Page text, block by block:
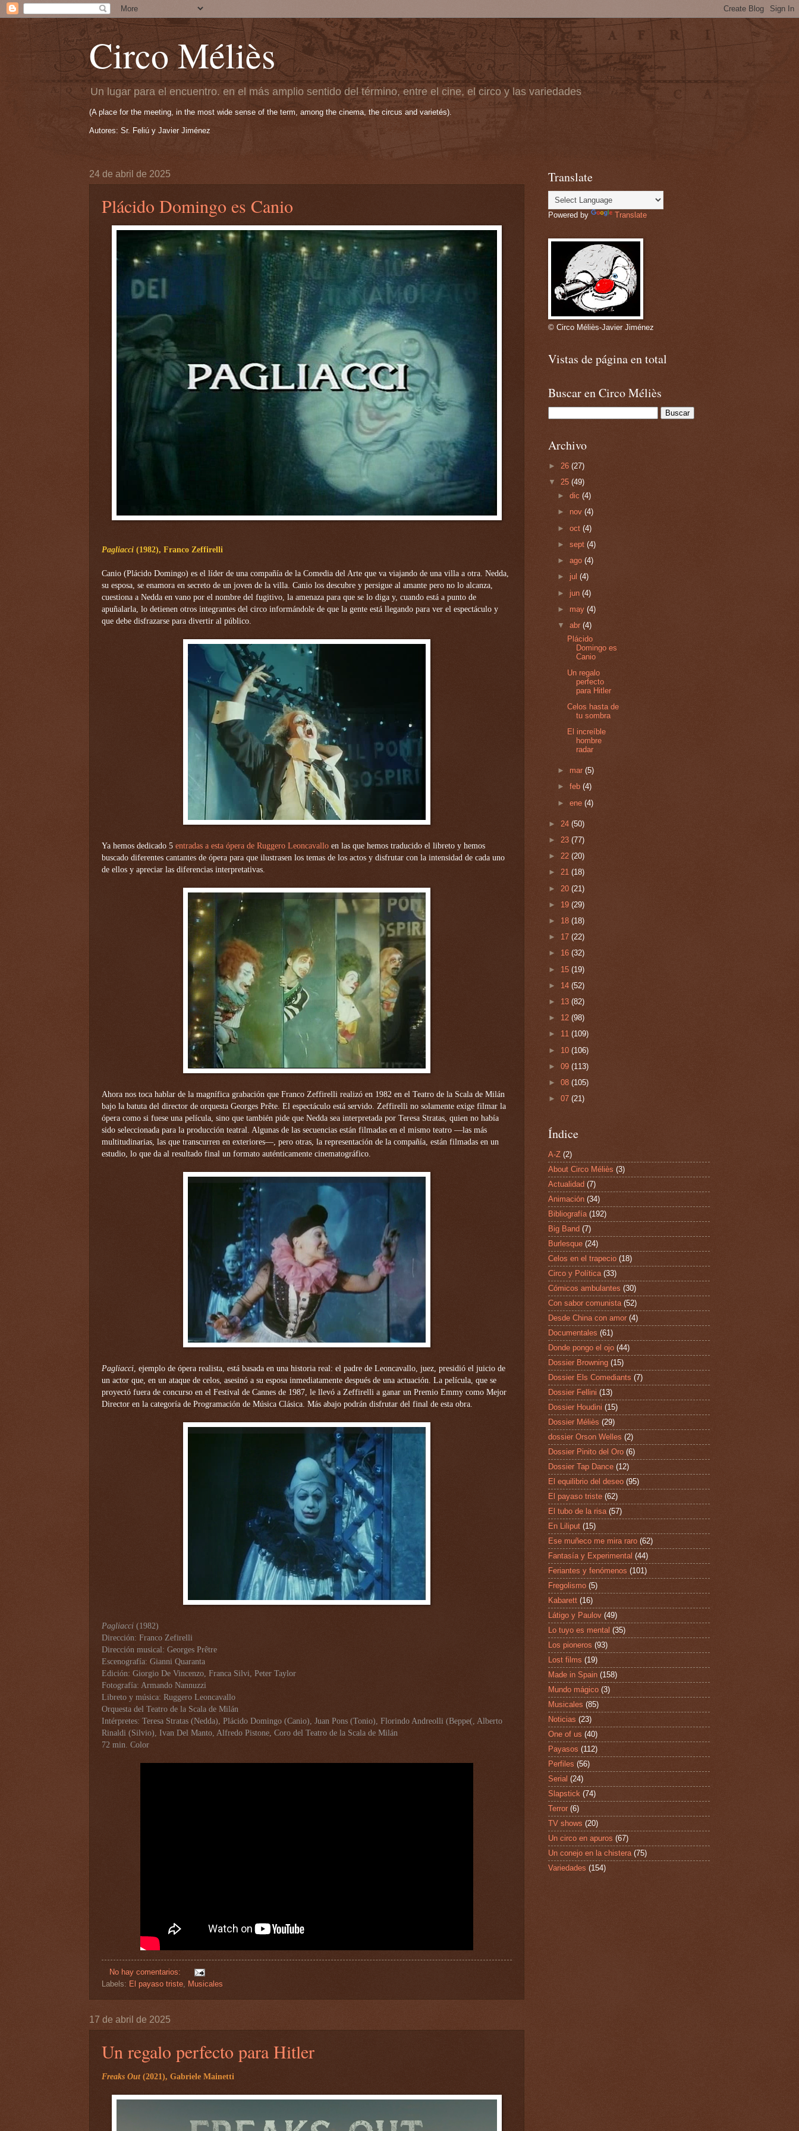
Circo Méliès
Un lugar para el encuentro. en el más amplio sentido del término, entre el cine, el circo y las variedades
(A place for the meeting, in the most wide sense of the term, among the cinema, the circus and varietés).
Autores: Sr. Feliú y Javier Jiménez
24 de abril de 2025
Plácido Domingo es Canio
Pagliacci (1982), Franco Zeffirelli
Canio (Plácido Domingo) es el líder de una compañía de la Comedia del Arte que va viajando de una villa a otra. Nedda,
su esposa, se enamora en secreto de un joven de la villa. Canio los descubre y persigue al amante pero no lo alcanza,
cuestiona a Nedda en vano por el nombre del fugitivo, la amenaza para que se lo diga y, cuando está a punto de
apuñalarla, lo detienen otros integrantes del circo informándole de que la gente está llegando para ver el espectáculo y
que debe disfrazarse para divertir al público.
Ya hemos dedicado 5 entradas a esta ópera de Ruggero Leoncavallo en las que hemos traducido el libreto y hemos
buscado diferentes cantantes de ópera para que ilustrasen los temas de los actos y disfrutar con la intensidad de cada uno
de ellos y apreciar las diferencias interpretativas.
Ahora nos toca hablar de la magnífica grabación que Franco Zeffirelli realizó en 1982 en el Teatro de la Scala de Milán
bajo la batuta del director de orquesta Georges Prête. El espectáculo está servido. Zeffirelli no solamente exige filmar la
ópera como si fuese una película, sino que también pide que Nedda sea interpretada por Teresa Stratas, quien no había
sido seleccionada para la producción teatral. Algunas de las secuencias están filmadas en el mismo teatro —las más
multitudinarias, las que transcurren en exteriores—, pero otras, la representación de la compañía, están filmadas en un
estudio, lo que da al resultado final un formato auténticamente cinematográfico.
Pagliacci , ejemplo de ópera realista, está basada en una historia real: el padre de Leoncavallo, juez, presidió el juicio de
un actor que, en un ataque de celos, asesinó a su esposa inmediatamente después de una actuación. La película, que se
proyectó fuera de concurso en el Festival de Cannes de 1987, le llevó a Zeffirelli a ganar un Premio Emmy como Mejor
Director en la categoría de Programación de Música Clásica. Más abajo podrán disfrutar del final de esta obra.
Pagliacci (1982)
Dirección: Franco Zefirelli
Dirección musical: Georges Prêtre
Escenografía: Gianni Quaranta
Edición: Giorgio De Vincenzo, Franca Silvi, Peter Taylor
Fotografía: Armando Nannuzzi
Libreto y música: Ruggero Leoncavallo
Orquesta del Teatro de la Scala de Milán
Intérpretes: Teresa Stratas (Nedda), Plácido Domingo (Canio), Juan Pons (Tonio), Florindo Andreolli (Beppe(, Alberto
Rinaldi (Silvio), Ivan Del Manto, Alfredo Pistone, Coro del Teatro de la Scala de Milán
72 min. Color
No hay comentarios:
Labels: El payaso triste Musicales
17 de abril de 2025
Un regalo perfecto para Hitler
Freaks Out (2021), Gabriele Mainetti
Translate
Powered by Translate
© Circo Méliès-Javier Jiménez
Vistas de página en total
Buscar en Circo Méliès
Archivo
► 26 (27)
▼ 25 (49)
►dic(4)
► nov(4)
►oct(4)
►sept(4)
►ago(4)
►jul(4)
►jun(4)
► may(4)
▼abr(4)
Plácido
Domingo es
Canio
Un regalo
perfecto
para Hitler
Celos hasta de
tu sombra
El increíble
hombre
radar
► mar(5)
►feb(4)
►ene(4)
► 24 (50)
► 23 (77)
► 22 (20)
► 21 (18)
► 20 (21)
► 19 (29)
► 18 (18)
► 17 (22)
► 16 (32)
► 15 (19)
► 14 (52)
► 13 (82)
► 12 (98)
► 11 (109)
► 10 (106)
► 09 (113)
► 08 (105)
► 07 (21)
Índice
A-Z (2)
About Circo Méliès (3)
Actualidad (7)
Animación (34)
Bibliografía (192)
Big Band (7)
Burlesque (24)
Celos en el trapecio (18)
Circo y Política (33)
Cómicos ambulantes (30)
Con sabor comunista (52)
Desde China con amor (4)
Documentales (61)
Donde pongo el ojo (44)
Dossier Browning (15)
Dossier Els Comediants (7)
Dossier Fellini (13)
Dossier Houdini (15)
Dossier Méliès (29)
dossier Orson Welles (2)
Dossier Pinito del Oro (6)
Dossier Tap Dance (12)
El equilibrio del deseo (95)
El payaso triste (62)
El tubo de la risa (57)
En Liliput (15)
Ese muñeco me mira raro (62)
Fantasía y Experimental (44)
Feriantes y fenómenos (101)
Fregolismo (5)
Kabarett (16)
Látigo y Paulov (49)
Lo tuyo es mental (35)
Los pioneros (93)
Lost films (19)
Made in Spain (158)
Mundo mágico (3)
Musicales (85)
Noticias (23)
One of us (40)
Payasos (112)
Perfiles (56)
Serial (24)
Slapstick (74)
Terror (6)
TV shows (20)
Un circo en apuros (67)
Un conejo en la chistera (75)
Variedades (154)